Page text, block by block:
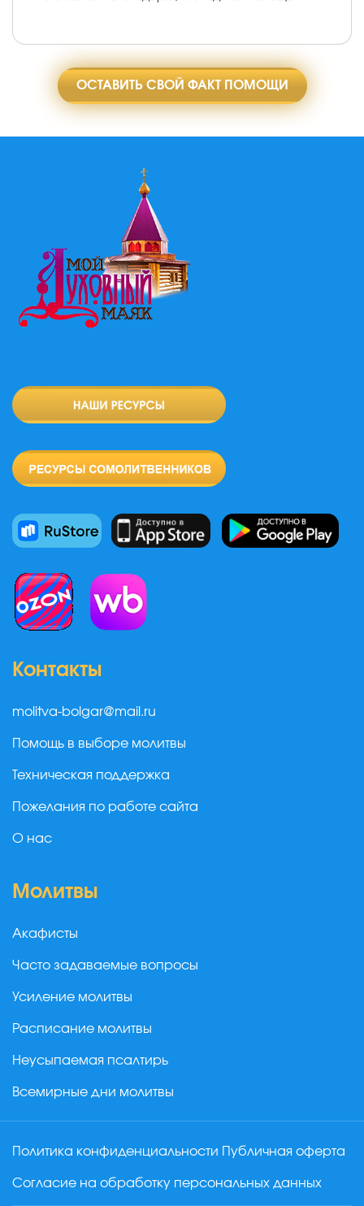
ОСТАВИТЬ СВОЙ ФАКТ ПОМОЩИ
Контакты
molitva-bolgar@mail.ru
Помощь в выборе молитвы
Техническая поддержка
Пожелания по работе сайта
О нас
Молитвы
Акафисты
Часто задаваемые вопросы
Усиление молитвы
Расписание молитвы
Неусыпаемая псалтирь
Всемирные дни молитвы
Политика конфиденциальности Публичная оферта
Согласие на обработку персональных данных